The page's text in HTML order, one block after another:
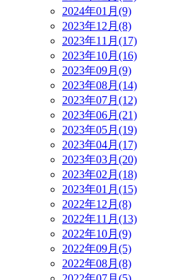
2024年01月(9)
2023年12月(8)
2023年11月(17)
2023年10月(16)
2023年09月(9)
2023年08月(14)
2023年07月(12)
2023年06月(21)
2023年05月(19)
2023年04月(17)
2023年03月(20)
2023年02月(18)
2023年01月(15)
2022年12月(8)
2022年11月(13)
2022年10月(9)
2022年09月(5)
2022年08月(8)